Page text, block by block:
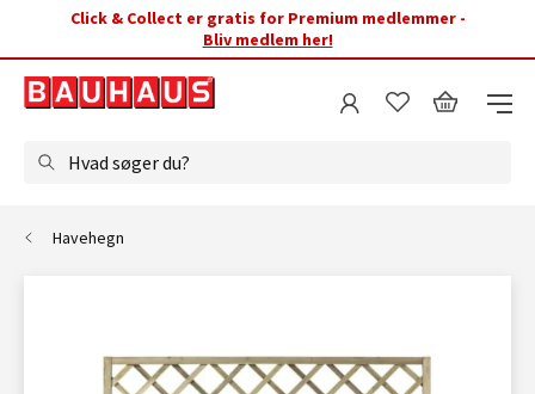
Click & Collect er gratis for Premium medlemmer -
Bliv medlem her!
Hvad søger du?
Havehegn